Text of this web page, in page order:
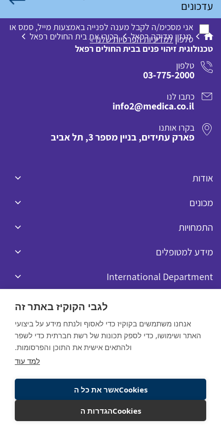
לגבי הקוקיז באתר זה
אנחנו משתמשים בקוקיז כדי לאסוף ולנתח מידע על ביצועי
האתר ושימושו, כדי לספק תכונות של רשת חברתית כדי לשפר
ולהתאים אישית את התוכן והפרסומות.
למד עוד
Cookiesאשר את כל ה
Cookiesהגדרות ה
חייגו עכשיו להשארת פרטים
אני מסכימ/ה לקבל מענה לפנייה באמצעות מייל, סמס או
טלפון למדיניות הפרטיות שלנו »
מגזין מדיקה רפאל
הכירו את בית החולים רפאל
טכנולוגית זיהוי פנים בבית החולים רפאל
טלפון
03-775-2000
כתבו לנו
info2@medica.co.il
בקרו אותנו
פארק עתידים, בניין מספר 3, תל אביב
אודות
מכונים
התמחויות
מידע למטופלים
International Department
כל הזכויות שמורות לרפאל © 2020
תנאי שימוש באתר